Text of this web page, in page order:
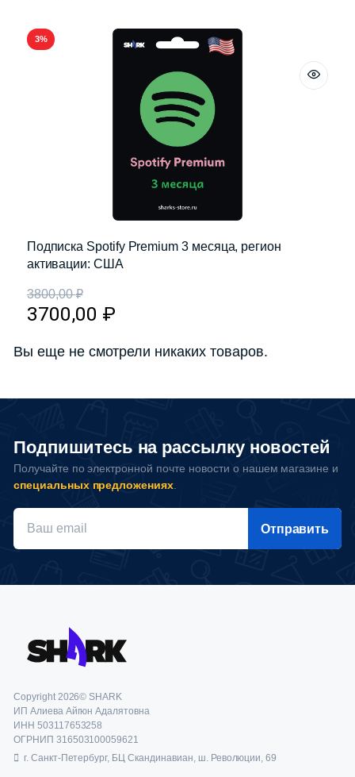
3%
Подписка Spotify Premium 3 месяца, регион
активации: США
3800,00₽
3700,00 ₽
Вы еще не смотрели никаких товаров.
Подпишитесь на рассылку новостей
Получайте по электронной почте новости о нашем магазине и
специальных предложениях.
Отправить
Copyright 2026© SHARK
ИП Алиева Айгюн Адалятовна
ИНН 503117653258
ОГРНИП 316503100059621
г. Санкт-Петербург, БЦ Скандинавиан, ш. Революции, 69